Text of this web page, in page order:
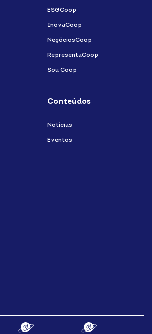
ESGCoop
InovaCoop
NegóciosCoop
RepresentaCoop
Sou Coop
Conteúdos
Notícias
Eventos